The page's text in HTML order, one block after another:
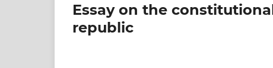
Essay on the
republic